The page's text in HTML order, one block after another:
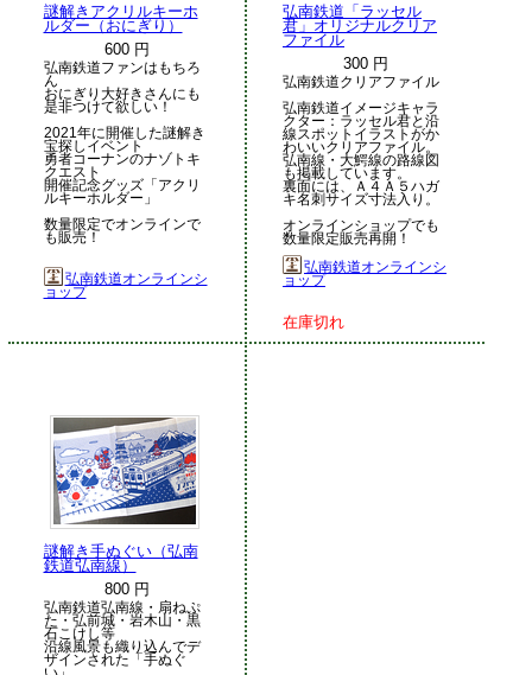
謎解きアクリルキーホ
ルダー（おにぎり）
600 円
弘南鉄道ファンはもちろ
ん
おにぎり大好きさんにも
是非つけて欲しい！
2021年に開催した謎解き
宝探しイベント
勇者コーナンのナゾトキ
クエスト
開催記念グッズ「アクリ
ルキーホルダー」
数量限定でオンラインで
も販売！
弘南鉄道オンラインシ
ョップ
弘南鉄道「ラッセル
君」オリジナルクリア
ファイル
300 円
弘南鉄道クリアファイル
弘南鉄道イメージキャラ
クター：ラッセル君と沿
線スポットイラストがか
わいいクリアファイル。
弘南線・大鰐線の路線図
も掲載しています。
裏面には、Ａ４Ａ５ハガ
キ名刺サイズ寸法入り。
オンラインショップでも
数量限定販売再開！
弘南鉄道オンラインシ
ョップ
在庫切れ
謎解き手ぬぐい（弘南
鉄道弘南線）
800 円
弘南鉄道弘南線・扇ねぷ
た・弘前城・岩木山・黒
石こけし等
沿線風景も織り込んでデ
ザインされた「手ぬぐ